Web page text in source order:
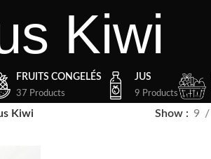
Kiwi
FRUITS CONGELÉS
37 Products
JUS
9 Products
Kiwi Show 9